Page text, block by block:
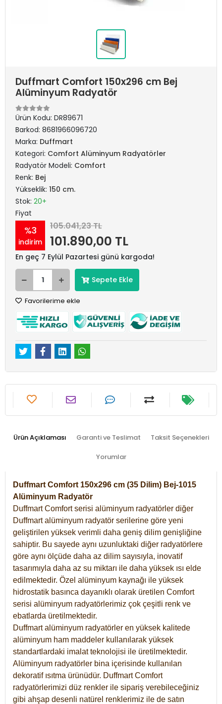
Duffmart Comfort 150x296 cm Bej
Alüminyum Radyatör
Ürün Kodu: DR89671
Barkod: 8681966096720
Marka: Duffmart
Kategori: Comfort Alüminyum Radyatörler
Radyatör Modeli: Comfort
Renk: Bej
Yükseklik: 150 cm.
Stok: 20+
Fiyat
%3
indirim
105.041,23 TL
101.890,00 TL
En geç 7 Eylül Pazartesi günü kargoda!
Sepete Ekle
Favorilerime ekle
Ürün Açıklaması Garanti ve Teslimat Taksit Seçenekleri
Yorumlar
Duffmart Comfort 150x296 cm (35 Dilim) Bej-1015
Alüminyum Radyatör
Duffmart Comfort serisi alüminyum radyatörler diğer
Duffmart alüminyum radyatör serilerine göre yeni
geliştirilen yüksek verimli daha geniş dilim genişliğine
sahiptir. Bu sayede aynı uzunluktaki diğer radyatörlere
göre aynı ölçüde daha az dilim sayısıyla, inovatif
tasarımıyla daha az su miktarı ile daha yüksek ısı elde
edilmektedir. Özel alüminyum kaynağı ile yüksek
hidrostatik basınca dayanıklı olarak üretilen Comfort
serisi alüminyum radyatörlerimiz çok çeşitli renk ve
ebatlarda üretilmektedir.
Duffmart alüminyum radyatörler en yüksek kalitede
alüminyum ham maddeler kullanılarak yüksek
standartlardaki imalat teknolojisi ile üretilmektedir.
Alüminyum radyatörler bina içerisinde kullanılan
dekoratif ısıtma ürünüdür. Duffmart Comfort
radyatörlerimizi düz renkler ile sipariş verebileceğiniz
gibi ahşap desenli natürel renklerimiz ile de satın